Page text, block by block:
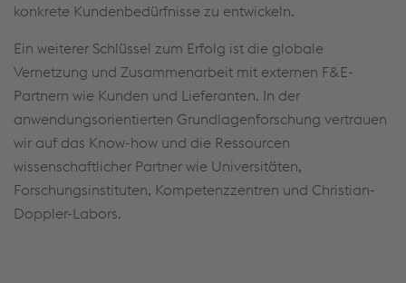
konkrete Kundenbedürfnisse zu entwickeln.
Ein weiterer Schlüssel zum Erfolg ist die globale
Vernetzung und Zusammenarbeit mit externen F&E-
Partnern wie Kunden und Lieferanten. In der
anwendungsorientierten Grundlagenforschung vertrauen
wir auf das Know-how und die Ressourcen
wissenschaftlicher Partner wie Universitäten,
Forschungsinstituten, Kompetenzzentren und Christian-
Doppler-Labors.